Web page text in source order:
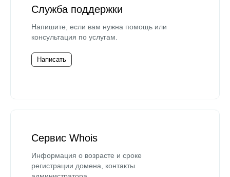
Служба поддержки
Напишите, если вам нужна помощь или
консультация по услугам.
Написать
Сервис Whois
Информация о возрасте и сроке
регистрации домена, контакты